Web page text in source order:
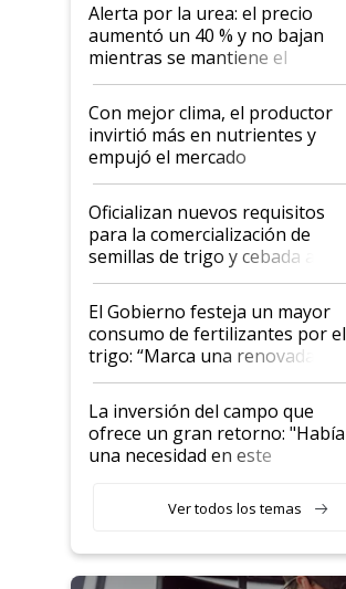
Alerta por la urea: el precio
aumentó un 40 % y no bajan
mientras se mantiene el
conflicto en Medio Oriente
Con mejor clima, el productor
invirtió más en nutrientes y
empujó el mercado
Oficializan nuevos requisitos
para la comercialización de
semillas de trigo y cebada a
granel
El Gobierno festeja un mayor
consumo de fertilizantes por el
trigo: “Marca una renovada
confianza de los productores”
La inversión del campo que
ofrece un gran retorno: "Había
una necesidad en este
Ver todos los temas